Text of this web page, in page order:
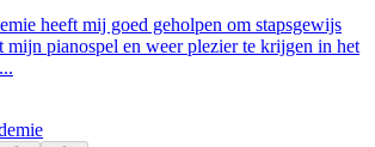
heeft mij goed geholpen om stapsgewijs
mijn pianospel en weer plezier te krijgen in het